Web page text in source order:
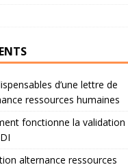
d’une lettre de
ressources humaines
fonctionne la validation
alternance ressources